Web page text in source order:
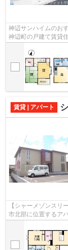
神辺サンハイムのお
神辺町の戸建て賃貸
す。コンビニまで徒
賃貸 | アパート
【シャーメゾンス
市北部に位置するア